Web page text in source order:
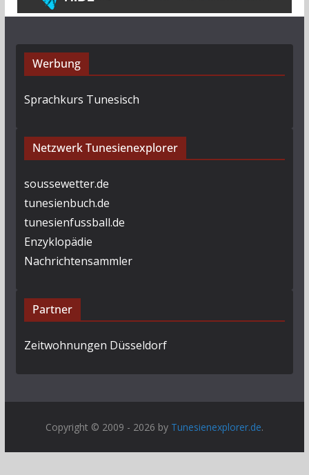
Werbung
Sprachkurs Tunesisch
Netzwerk Tunesienexplorer
soussewetter.de
tunesienbuch.de
tunesienfussball.de
Enzyklopädie
Nachrichtensammler
Partner
Zeitwohnungen Düsseldorf
Copyright © 2009 - 2026 by Tunesienexplorer.de.